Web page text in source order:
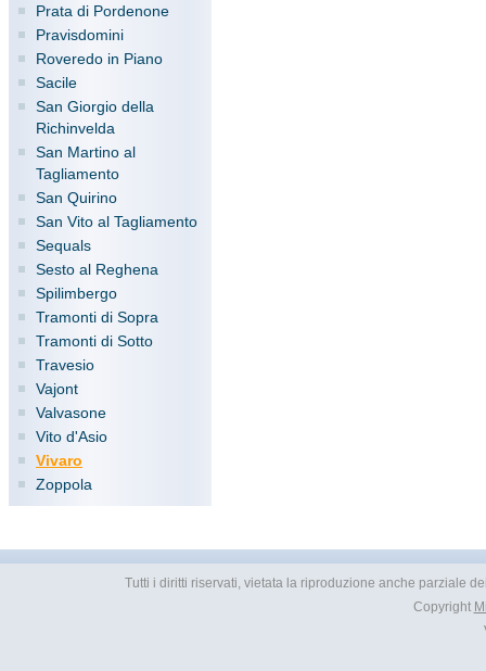
Prata di Pordenone
Pravisdomini
Roveredo in Piano
Sacile
San Giorgio della
Richinvelda
San Martino al
Tagliamento
San Quirino
San Vito al Tagliamento
Sequals
Sesto al Reghena
Spilimbergo
Tramonti di Sopra
Tramonti di Sotto
Travesio
Vajont
Valvasone
Vito d'Asio
Vivaro
Zoppola
Tutti i diritti riservati, vietata la riproduzione anche parziale
Copyright